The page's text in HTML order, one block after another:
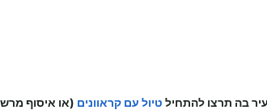
בה תרצו להתחיל טיול עם קראוונים (או איסוף